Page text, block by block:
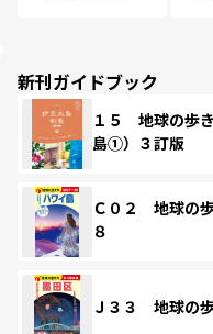
新刊ガイドブック
１５ 地球の歩
島①）３訂版
Ｃ０２ 地球の
８
Ｊ３３ 地球の